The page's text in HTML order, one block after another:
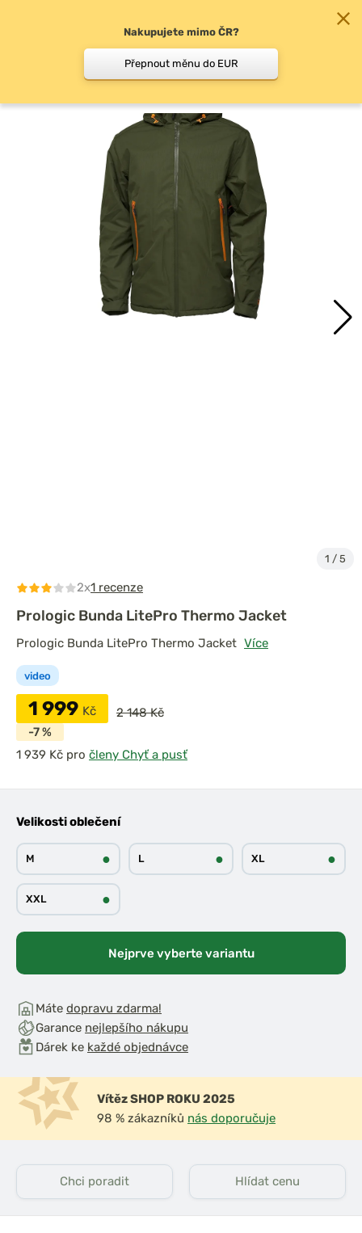
1 / 5
2x1 recenze
Prologic Bunda LitePro Thermo Jacket
video
Prologic Bunda LitePro Thermo Jacket Více
1 999 Kč
2 148 Kč
-7 %
pro členy Chyť a pusť
Velikosti oblečení
M ● L ● XL ●
XXL ●
Nejprve vyberte variantu
Máte dopravu zdarma!
Garance nejlepšího nákupu
Dárek ke každé objednávce
Vítěz SHOP ROKU 2025
98 % zákazníků nás doporučuje
Chci poradit Hlídat cenu
Nakupujete mimo ČR?
Přepnout měnu do EUR